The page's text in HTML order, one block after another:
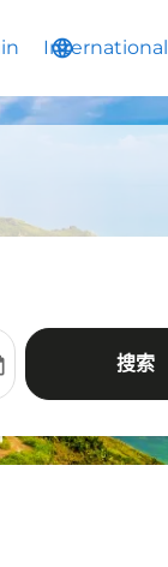
language
International
keyboard_arrow_down
aria-label
搜索